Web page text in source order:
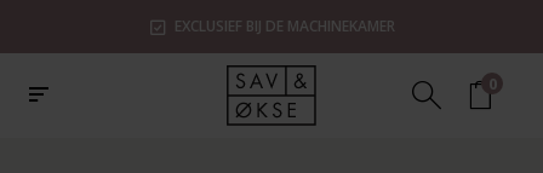
EXCLUSIEF BIJ DE MACHINEKAMER
0